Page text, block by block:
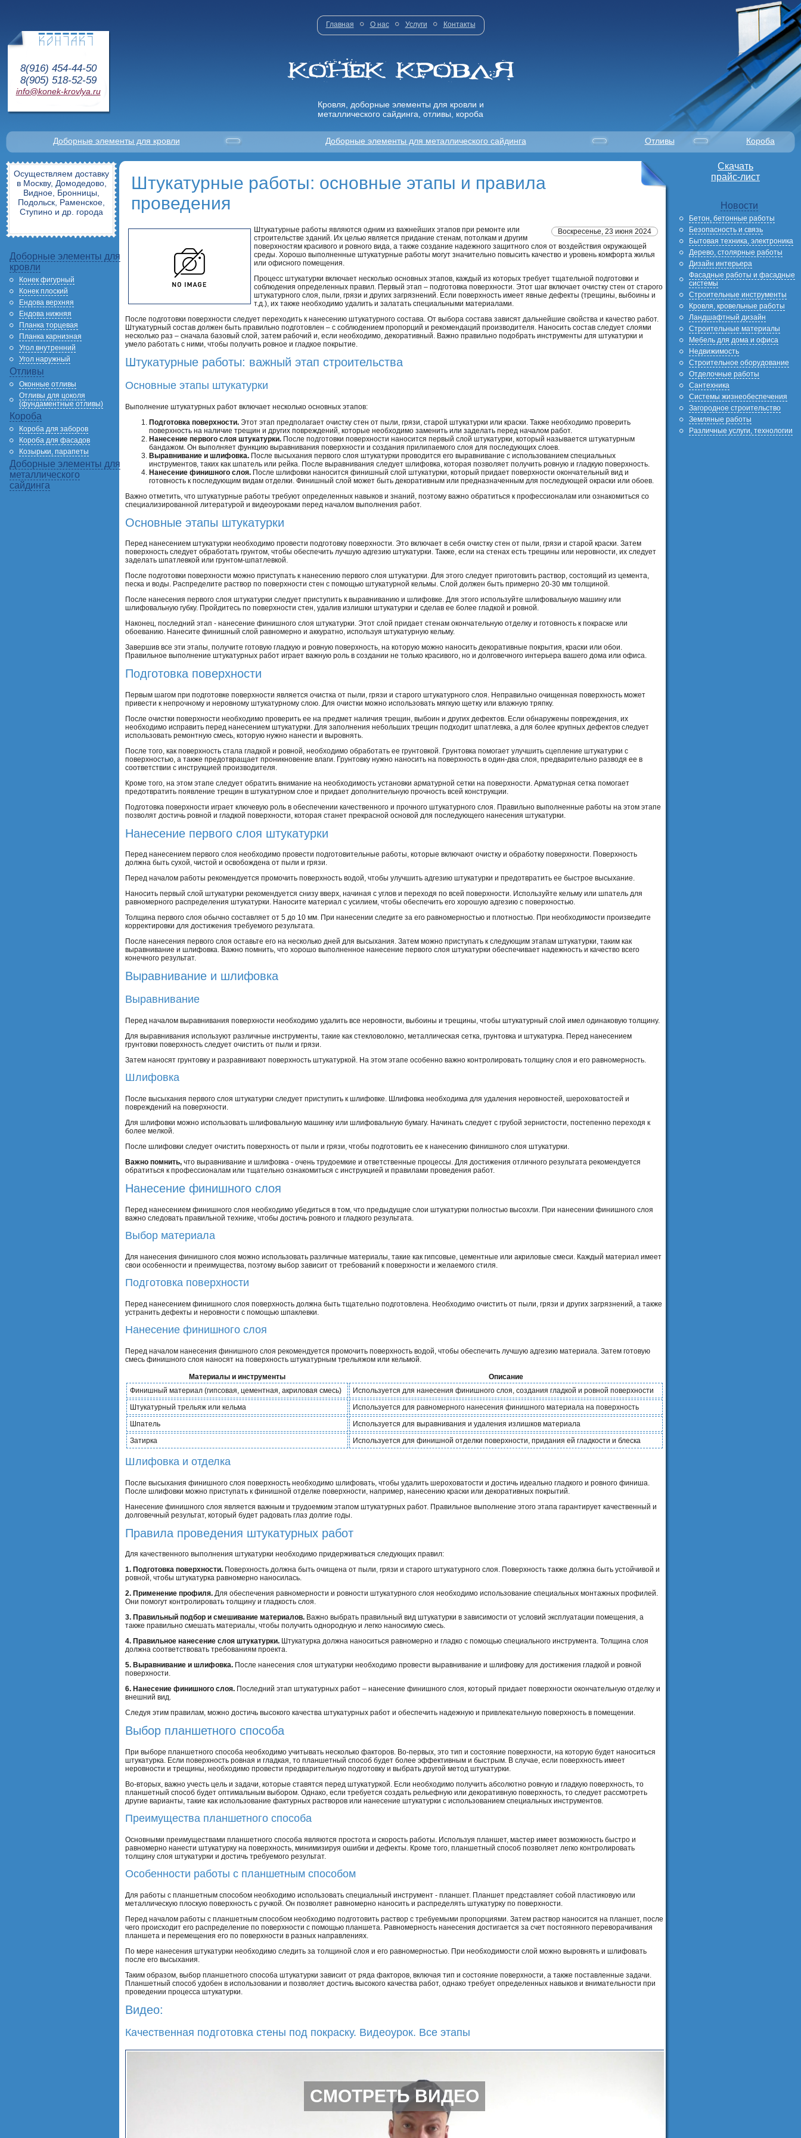
8(916) 454-44-50
8(905) 518-52-59
info@konek-krovlya.ru
Главная О нас Услуги Контакты
Кровля, доборные элементы для кровли и
металлического сайдинга, отливы, короба
Доборные элементы для кровли Доборные элементы для металлического сайдинга Отливы Короба
Осуществляем доставку
в Москву, Домодедово,
Видное, Бронницы,
Подольск, Раменское,
Ступино и др. города
Доборные элементы для
кровли
Конек фигурный
Конек плоский
Ендова верхняя
Ендова нижняя
Планка торцевая
Планка карнизная
Угол внутренний
Угол наружный
Отливы
Оконные отливы
Отливы для цоколя
(фундаментные отливы)
Короба
Короба для заборов
Короба для фасадов
Козырьки, парапеты
Доборные элементы для
металлического
сайдинга
Штукатурные работы: основные этапы и правила
проведения
Воскресенье, 23 июня 2024
Штукатурные работы являются одним из важнейших этапов при ремонте или
строительстве зданий. Их целью является придание стенам, потолкам и другим
поверхностям красивого и ровного вида, а также создание надежного защитного слоя от воздействия окружающей
среды. Хорошо выполненные штукатурные работы могут значительно повысить качество и уровень комфорта жилья
или офисного помещения.
Процесс штукатурки включает несколько основных этапов, каждый из которых требует тщательной подготовки и
соблюдения определенных правил. Первый этап – подготовка поверхности. Этот шаг включает очистку стен от старого
штукатурного слоя, пыли, грязи и других загрязнений. Если поверхность имеет явные дефекты (трещины, выбоины и
т.д.), их также необходимо удалить и залатать специальными материалами.
После подготовки поверхности следует переходить к нанесению штукатурного состава. От выбора состава зависят дальнейшие свойства и качество работ.
Штукатурный состав должен быть правильно подготовлен – с соблюдением пропорций и рекомендаций производителя. Наносить состав следует слоями
несколько раз – сначала базовый слой, затем рабочий и, если необходимо, декоративный. Важно правильно подобрать инструменты для штукатурки и
умело работать с ними, чтобы получить ровное и гладкое покрытие.
Штукатурные работы: важный этап строительства
Основные этапы штукатурки
Выполнение штукатурных работ включает несколько основных этапов:
Подготовка поверхности. Этот этап предполагает очистку стен от пыли, грязи, старой штукатурки или краски. Также необходимо проверить
поверхность на наличие трещин и других повреждений, которые необходимо заменить или заделать перед началом работ.
Нанесение первого слоя штукатурки. После подготовки поверхности наносится первый слой штукатурки, который называется штукатурным
бандажом. Он выполняет функцию выравнивания поверхности и создания прилипаемого слоя для последующих слоев.
Выравнивание и шлифовка. После высыхания первого слоя штукатурки проводится его выравнивание с использованием специальных
инструментов, таких как шпатель или рейка. После выравнивания следует шлифовка, которая позволяет получить ровную и гладкую поверхность.
Нанесение финишного слоя. После шлифовки наносится финишный слой штукатурки, который придает поверхности окончательный вид и
готовность к последующим видам отделки. Финишный слой может быть декоративным или предназначенным для последующей окраски или обоев.
Важно отметить, что штукатурные работы требуют определенных навыков и знаний, поэтому важно обратиться к профессионалам или ознакомиться со
специализированной литературой и видеоуроками перед началом выполнения работ.
Основные этапы штукатурки
Перед нанесением штукатурки необходимо провести подготовку поверхности. Это включает в себя очистку стен от пыли, грязи и старой краски. Затем
поверхность следует обработать грунтом, чтобы обеспечить лучшую адгезию штукатурки. Также, если на стенах есть трещины или неровности, их следует
заделать шпатлевкой или грунтом-шпатлевкой.
После подготовки поверхности можно приступать к нанесению первого слоя штукатурки. Для этого следует приготовить раствор, состоящий из цемента,
песка и воды. Распределите раствор по поверхности стен с помощью штукатурной кельмы. Слой должен быть примерно 20-30 мм толщиной.
После нанесения первого слоя штукатурки следует приступить к выравниванию и шлифовке. Для этого используйте шлифовальную машину или
шлифовальную губку. Пройдитесь по поверхности стен, удалив излишки штукатурки и сделав ее более гладкой и ровной.
Наконец, последний этап - нанесение финишного слоя штукатурки. Этот слой придает стенам окончательную отделку и готовность к покраске или
обоеванию. Нанесите финишный слой равномерно и аккуратно, используя штукатурную кельму.
Завершив все эти этапы, получите готовую гладкую и ровную поверхность, на которую можно наносить декоративные покрытия, краски или обои.
Правильное выполнение штукатурных работ играет важную роль в создании не только красивого, но и долговечного интерьера вашего дома или офиса.
Подготовка поверхности
Первым шагом при подготовке поверхности является очистка от пыли, грязи и старого штукатурного слоя. Неправильно очищенная поверхность может
привести к непрочному и неровному штукатурному слою. Для очистки можно использовать мягкую щетку или влажную тряпку.
После очистки поверхности необходимо проверить ее на предмет наличия трещин, выбоин и других дефектов. Если обнаружены повреждения, их
необходимо исправить перед нанесением штукатурки. Для заполнения небольших трещин подходит шпатлевка, а для более крупных дефектов следует
использовать ремонтную смесь, которую нужно нанести и выровнять.
После того, как поверхность стала гладкой и ровной, необходимо обработать ее грунтовкой. Грунтовка помогает улучшить сцепление штукатурки с
поверхностью, а также предотвращает проникновение влаги. Грунтовку нужно наносить на поверхность в один-два слоя, предварительно разводя ее в
соответствии с инструкцией производителя.
Кроме того, на этом этапе следует обратить внимание на необходимость установки арматурной сетки на поверхности. Арматурная сетка помогает
предотвратить появление трещин в штукатурном слое и придает дополнительную прочность всей конструкции.
Подготовка поверхности играет ключевую роль в обеспечении качественного и прочного штукатурного слоя. Правильно выполненные работы на этом этапе
позволят достичь ровной и гладкой поверхности, которая станет прекрасной основой для последующего нанесения штукатурки.
Нанесение первого слоя штукатурки
Перед нанесением первого слоя необходимо провести подготовительные работы, которые включают очистку и обработку поверхности. Поверхность
должна быть сухой, чистой и освобождена от пыли и грязи.
Перед началом работы рекомендуется промочить поверхность водой, чтобы улучшить адгезию штукатурки и предотвратить ее быстрое высыхание.
Наносить первый слой штукатурки рекомендуется снизу вверх, начиная с углов и переходя по всей поверхности. Используйте кельму или шпатель для
равномерного распределения штукатурки. Наносите материал с усилием, чтобы обеспечить его хорошую адгезию с поверхностью.
Толщина первого слоя обычно составляет от 5 до 10 мм. При нанесении следите за его равномерностью и плотностью. При необходимости произведите
корректировки для достижения требуемого результата.
После нанесения первого слоя оставьте его на несколько дней для высыхания. Затем можно приступать к следующим этапам штукатурки, таким как
выравнивание и шлифовка. Важно помнить, что хорошо выполненное нанесение первого слоя штукатурки обеспечивает надежность и качество всего
конечного результат.
Выравнивание и шлифовка
Выравнивание
Перед началом выравнивания поверхности необходимо удалить все неровности, выбоины и трещины, чтобы штукатурный слой имел одинаковую толщину.
Для выравнивания используют различные инструменты, такие как стекловолокно, металлическая сетка, грунтовка и штукатурка. Перед нанесением
грунтовки поверхность следует очистить от пыли и грязи.
Затем наносят грунтовку и разравнивают поверхность штукатуркой. На этом этапе особенно важно контролировать толщину слоя и его равномерность.
Шлифовка
После высыхания первого слоя штукатурки следует приступить к шлифовке. Шлифовка необходима для удаления неровностей, шероховатостей и
повреждений на поверхности.
Для шлифовки можно использовать шлифовальную машинку или шлифовальную бумагу. Начинать следует с грубой зернистости, постепенно переходя к
более мелкой.
После шлифовки следует очистить поверхность от пыли и грязи, чтобы подготовить ее к нанесению финишного слоя штукатурки.
Важно помнить, что выравнивание и шлифовка - очень трудоемкие и ответственные процессы. Для достижения отличного результата рекомендуется
обратиться к профессионалам или тщательно ознакомиться с инструкцией и правилами проведения работ.
Нанесение финишного слоя
Перед нанесением финишного слоя необходимо убедиться в том, что предыдущие слои штукатурки полностью высохли. При нанесении финишного слоя
важно следовать правильной технике, чтобы достичь ровного и гладкого результатa.
Выбор материала
Для нанесения финишного слоя можно использовать различные материалы, такие как гипсовые, цементные или акриловые смеси. Каждый материал имеет
свои особенности и преимущества, поэтому выбор зависит от требований к поверхности и желаемого стиля.
Подготовка поверхности
Перед нанесением финишного слоя поверхность должна быть тщательно подготовлена. Необходимо очистить от пыли, грязи и других загрязнений, а также
устранить дефекты и неровности с помощью шпаклевки.
Нанесение финишного слоя
Перед началом нанесения финишного слоя рекомендуется промочить поверхность водой, чтобы обеспечить лучшую адгезию материала. Затем готовую
смесь финишного слоя наносят на поверхность штукатурным трельяжом или кельмой.
Материалы и инструменты
Описание
Финишный материал (гипсовая, цементная, акриловая смесь)
Используется для нанесения финишного слоя, создания гладкой и ровной поверхности
Штукатурный трельяж или кельма
Используется для равномерного нанесения финишного материала на поверхность
Шпатель
Используется для выравнивания и удаления излишков материала
Затирка
Используется для финишной отделки поверхности, придания ей гладкости и блеска
Шлифовка и отделка
После высыхания финишного слоя поверхность необходимо шлифовать, чтобы удалить шероховатости и достичь идеально гладкого и ровного финиша.
После шлифовки можно приступать к финишной отделке поверхности, например, нанесению краски или декоративных покрытий.
Нанесение финишного слоя является важным и трудоемким этапом штукатурных работ. Правильное выполнение этого этапа гарантирует качественный и
долговечный результат, который будет радовать глаз долгие годы.
Правила проведения штукатурных работ
Для качественного выполнения штукатурки необходимо придерживаться следующих правил:
1. Подготовка поверхности. Поверхность должна быть очищена от пыли, грязи и старого штукатурного слоя. Поверхность также должна быть устойчивой и
ровной, чтобы штукатурка равномерно наносилась.
2. Применение профиля. Для обеспечения равномерности и ровности штукатурного слоя необходимо использование специальных монтажных профилей.
Они помогут контролировать толщину и гладкость слоя.
3. Правильный подбор и смешивание материалов. Важно выбрать правильный вид штукатурки в зависимости от условий эксплуатации помещения, а
также правильно смешать материалы, чтобы получить однородную и легко наносимую смесь.
4. Правильное нанесение слоя штукатурки. Штукатурка должна наноситься равномерно и гладко с помощью специального инструмента. Толщина слоя
должна соответствовать требованиям проекта.
5. Выравнивание и шлифовка. После нанесения слоя штукатурки необходимо провести выравнивание и шлифовку для достижения гладкой и ровной
поверхности.
6. Нанесение финишного слоя. Последний этап штукатурных работ – нанесение финишного слоя, который придает поверхности окончательную отделку и
внешний вид.
Следуя этим правилам, можно достичь высокого качества штукатурных работ и обеспечить надежную и привлекательную поверхность в помещении.
Выбор планшетного способа
При выборе планшетного способа необходимо учитывать несколько факторов. Во-первых, это тип и состояние поверхности, на которую будет наноситься
штукатурка. Если поверхность ровная и гладкая, то планшетный способ будет более эффективным и быстрым. В случае, если поверхность имеет
неровности и трещины, необходимо провести предварительную подготовку и выбрать другой метод штукатурки.
Во-вторых, важно учесть цель и задачи, которые ставятся перед штукатуркой. Если необходимо получить абсолютно ровную и гладкую поверхность, то
планшетный способ будет оптимальным выбором. Однако, если требуется создать рельефную или декоративную поверхность, то следует рассмотреть
другие варианты, такие как использование фактурных растворов или нанесение штукатурки с использованием специальных инструментов.
Преимущества планшетного способа
Основными преимуществами планшетного способа являются простота и скорость работы. Используя планшет, мастер имеет возможность быстро и
равномерно нанести штукатурку на поверхность, минимизируя ошибки и дефекты. Кроме того, планшетный способ позволяет легко контролировать
толщину слоя штукатурки и достичь требуемого результат.
Особенности работы с планшетным способом
Для работы с планшетным способом необходимо использовать специальный инструмент - планшет. Планшет представляет собой пластиковую или
металлическую плоскую поверхность с ручкой. Он позволяет равномерно наносить и распределять штукатурку по поверхности.
Перед началом работы с планшетным способом необходимо подготовить раствор с требуемыми пропорциями. Затем раствор наносится на планшет, после
чего происходит его распределение по поверхности с помощью планшета. Равномерность нанесения достигается за счет постоянного переворачивания
планшета и перемещения его по поверхности в разных направлениях.
По мере нанесения штукатурки необходимо следить за толщиной слоя и его равномерностью. При необходимости слой можно выровнять и шлифовать
после его высыхания.
Таким образом, выбор планшетного способа штукатурки зависит от ряда факторов, включая тип и состояние поверхности, а также поставленные задачи.
Планшетный способ удобен в использовании и позволяет достичь высокого качества работ, однако требует определенных навыков и внимательности при
проведении процесса штукатурки.
Видео:
Качественная подготовка стены под покраску. Видеоурок. Все этапы
СМОТРЕТЬ ВИДЕО
Скачать
прайс-лист
Новости
Бетон, бетонные работы
Безопасность и связь
Бытовая техника, электроника
Дерево, столярные работы
Дизайн интерьера
Фасадные работы и фасадные
системы
Строительные инструменты
Кровля, кровельные работы
Ландшафтный дизайн
Строительные материалы
Мебель для дома и офиса
Недвижимость
Строительное оборудование
Отделочные работы
Сантехника
Системы жизнеобеспечения
Загородное строительство
Земляные работы
Различные услуги, технологии